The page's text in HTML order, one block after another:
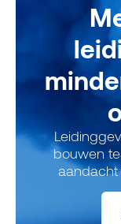
bouwen
aandacht